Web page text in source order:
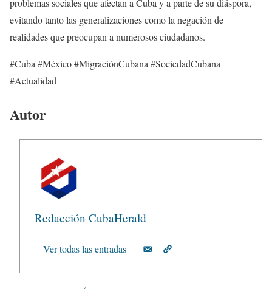
problemas sociales que afectan a Cuba y a parte de su diáspora,
evitando tanto las generalizaciones como la negación de
realidades que preocupan a numerosos ciudadanos.
#Cuba #México #MigraciónCubana #SociedadCubana
#Actualidad
Autor
Redacción CubaHerald
Ver todas las entradas